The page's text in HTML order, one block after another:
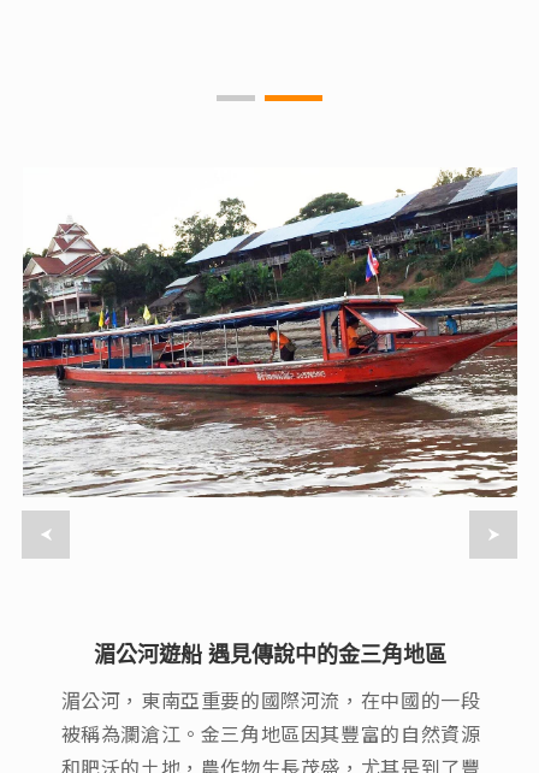
藍廟 藍與金的碰撞 象徵佛教的純潔與清涼
廟，以藍色為主色調建造的廟宇。不同於其他寺
廟的樸素和單調，藍廟的色調更加明麗，更像是
宗教和藝術的結合。對於攝影愛好者來說，無論
從哪個角度，用不同拍攝手法都能呈現出藍廟不
一樣的藝術美。
藍廟 藍與金的碰撞 象徵佛教的純潔與清涼
廟，以藍色為主色調建造的廟宇。不同於其他寺
廟的樸素和單調，藍廟的色調更加明麗，更像是
宗教和藝術的結合。對於攝影愛好者來說，無論
從哪個角度，用不同拍攝手法都能呈現出藍廟不
一樣的藝術美。